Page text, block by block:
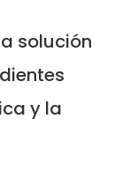
solución
y la